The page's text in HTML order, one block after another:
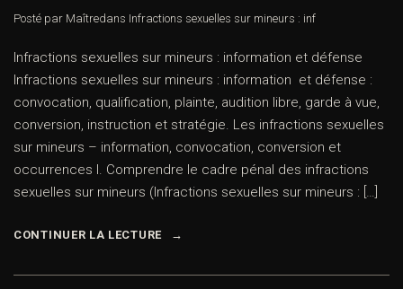
Posté par Maîtredans Infractions sexuelles sur mineurs : inf
Infractions sexuelles sur mineurs : information et défense
Infractions sexuelles sur mineurs : information et défense :
convocation, qualification, plainte, audition libre, garde à vue,
conversion, instruction et stratégie. Les infractions sexuelles
sur mineurs – information, convocation, conversion et
occurrences I. Comprendre le cadre pénal des infractions
sexuelles sur mineurs (Infractions sexuelles sur mineurs : […]
CONTINUER LA LECTURE